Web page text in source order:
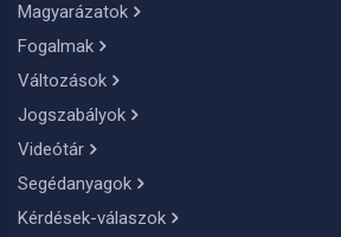
Magyarázatok
Fogalmak
Változások
Jogszabályok
Videótár
Segédanyagok
Kérdések-válaszok